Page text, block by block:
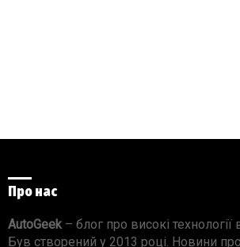
Про нас
AutoGeek – блог про високі технології
Був створений у 2013 році. Новини